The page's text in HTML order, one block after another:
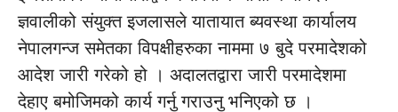
ज्ञवालीको संयुक्त इजलासले यातायात ब्यवस्था कार्यालय
नेपालगन्ज समेतका विपक्षीहरुका नाममा ७ बुदे परमादेशको
आदेश जारी गरेको हो । अदालतद्वारा जारी परमादेशमा
देहाए बमोजिमको कार्य गर्नु गराउनु भनिएको छ ।